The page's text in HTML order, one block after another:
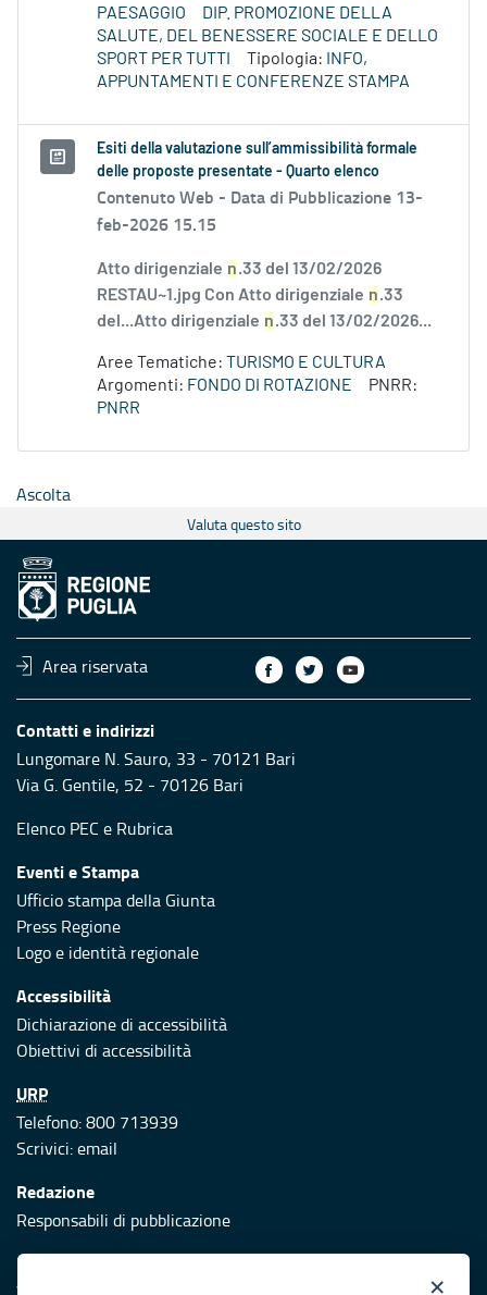
PAESAGGIO
DIP. PROMOZIONE DELLA
SALUTE, DEL BENESSERE SOCIALE E DELLO
SPORT PER TUTTI
Tipologia:
INFO,
APPUNTAMENTI E CONFERENZE STAMPA
Esiti della valutazione sull’ammissibilità formale
delle proposte presentate - Quarto elenco
Contenuto Web - Data di Pubblicazione 13-
feb-2026 15.15
Atto dirigenziale n.33 del 13/02/2026
RESTAU~1.jpg Con Atto dirigenziale n.33
del...Atto dirigenziale n.33 del 13/02/2026...
Aree Tematiche: TURISMO E CULTURA
Argomenti: FONDO DI ROTAZIONE
PNRR:
PNRR
Ascolta
Valuta questo sito
Area riservata
Contatti e indirizzi
Lungomare N. Sauro, 33 - 70121 Bari
Via G. Gentile, 52 - 70126 Bari
Elenco PEC e Rubrica
Eventi e Stampa
Ufficio stampa della Giunta
Press Regione
Logo e identità regionale
Accessibilità
Dichiarazione di accessibilità
Obiettivi di accessibilità
URP
Telefono: 800 713939
Scrivici:email
Redazione
Responsabili di pubblicazione
Protezione civile
×